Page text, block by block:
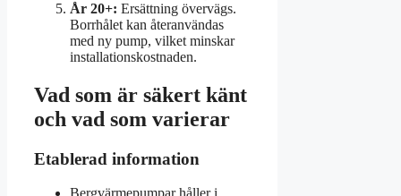
År 20+: Ersättning övervägs.
Borrhålet kan återanvändas
med ny pump, vilket minskar
installationskostnaden.
Vad som är säkert känt
och vad som varierar
Etablerad information